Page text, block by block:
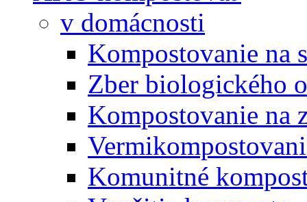
v domácnosti
Kompostovanie na
Zber biologického
Kompostovanie na
Komunitné